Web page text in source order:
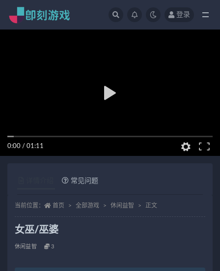
登录
0:00 / 01:11
常见问题
当前位置： 首页 全部游戏 休闲益智 正文
女巫/巫婆
休闲益智 3